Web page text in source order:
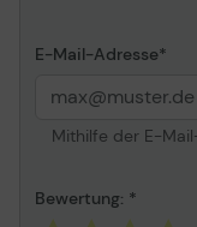
E-Mail-Adresse
Mithilfe der E-
Bewertung: